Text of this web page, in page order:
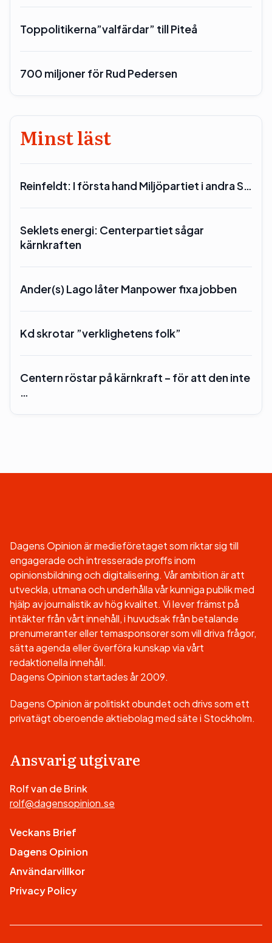
Toppolitikerna”valfärdar” till Piteå
700 miljoner för Rud Pedersen
Minst läst
Reinfeldt: I första hand Miljöpartiet i andra S…
Seklets energi: Centerpartiet sågar
kärnkraften
Ander(s) Lago låter Manpower fixa jobben
Kd skrotar ”verklighetens folk”
Centern röstar på kärnkraft – för att den inte
…
Dagens Opinion är medieföretaget som riktar sig till
engagerade och intresserade proffs inom
opinionsbildning och digitalisering. Vår ambition är att
utveckla, utmana och underhålla vår kunniga publik med
hjälp av journalistik av hög kvalitet. Vi lever främst på
intäkter från vårt innehåll, i huvudsak från betalande
prenumeranter eller temasponsorer som vill driva frågor,
sätta agenda eller överföra kunskap via vårt
redaktionella innehåll.
Dagens Opinion startades år 2009.
Dagens Opinion är politiskt obundet och drivs som ett
privatägt oberoende aktiebolag med säte i Stockholm.
Ansvarig utgivare
Rolf van de Brink
rolf@dagensopinion.se
Veckans Brief
Dagens Opinion
Användarvillkor
Privacy Policy